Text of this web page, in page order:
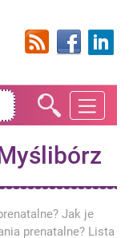
Jak je
prenatalne? Lista